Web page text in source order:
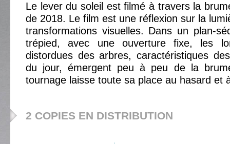
Le lever du soleil est filmé à travers la
de 2018. Le film est une réflexion sur la
transformations visuelles. Dans un plan-
trépied, avec une ouverture fixe, les
distordues des arbres, caractéristiques
du jour, émergent peu à peu de la
tournage laisse toute sa place au hasard et
2 COPIES EN DISTRIBUTION